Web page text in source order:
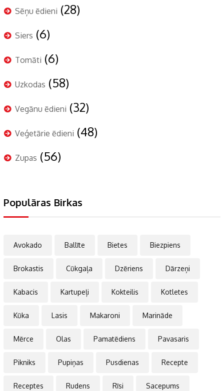
Sēņu ēdieni (28)
Siers (6)
Tomāti (6)
Uzkodas (58)
Vegānu ēdieni (32)
Veģetārie ēdieni (48)
Zupas (56)
Populāras Birkas
Avokado Ballīte Bietes Biezpiens
Brokastis Cūkgaļa Dzēriens Dārzeņi
Kabacis Kartupeļi Kokteilis Kotletes
Kūka Lasis Makaroni Marināde
Mērce Olas Pamatēdiens Pavasaris
Pikniks Pupiņas Pusdienas Recepte
Receptes Rudens Rīsi Sacepums